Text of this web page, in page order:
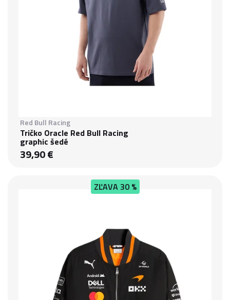
Red Bull Racing
Tričko Oracle Red Bull Racing
graphic šedé
39,90 €
ZĽAVA30 %